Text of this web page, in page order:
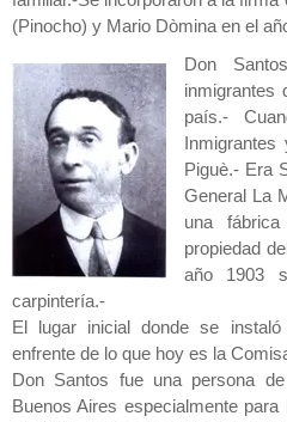
(Pinocho) y Mario Dòmina en el
Don
inmigrantes
país.-
Piguè.- Era
General La
una
propiedad
año 1903
carpintería.-
El lugar inicial donde se
enfrente de lo que hoy es la
Don Santos fue una persona
Buenos Aires especialmente